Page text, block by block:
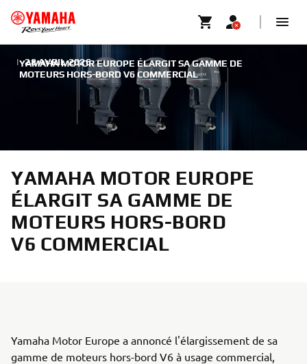
YAMAHA MOTOR EUROPE ÉLARGIT SA GAMME DE
MOTEURS HORS-BORD V6 COMMERCIAL
| 28 AVRIL 2026
YAMAHA MOTOR EUROPE
ÉLARGIT SA GAMME DE
MOTEURS HORS-BORD
V6 COMMERCIAL
Yamaha Motor Europe a annoncé l'élargissement de sa
gamme de moteurs hors-bord V6 à usage commercial,